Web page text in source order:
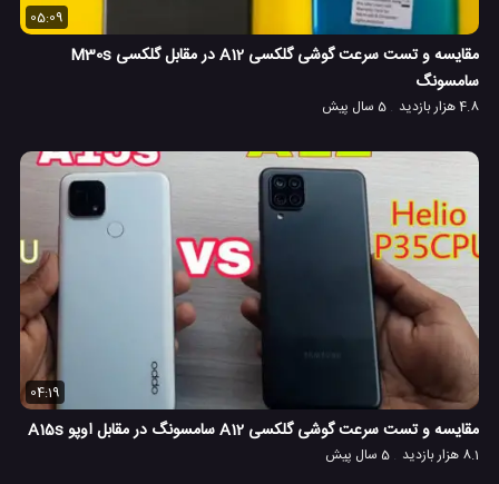
05:09
مقایسه و تست سرعت گوشی گلکسی A12 در مقابل گلکسی M30s
سامسونگ
4.8 هزار بازدید 5 سال پیش
04:19
مقایسه و تست سرعت گوشی گلکسی A12 سامسونگ در مقابل اوپو A15s
8.1 هزار بازدید 5 سال پیش